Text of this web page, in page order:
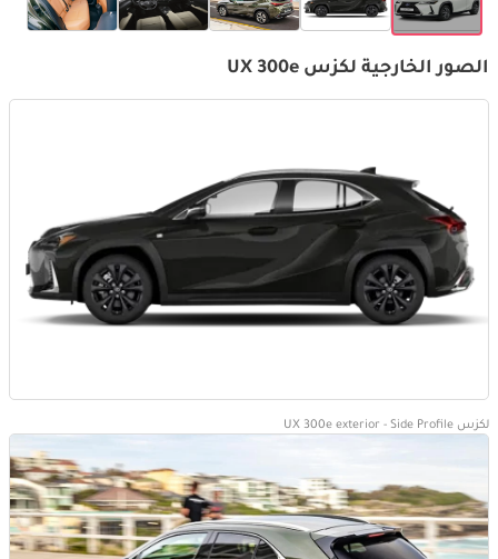
الصور الخارجية لكزس UX 300e
لكزس UX 300e exterior - Side Profile